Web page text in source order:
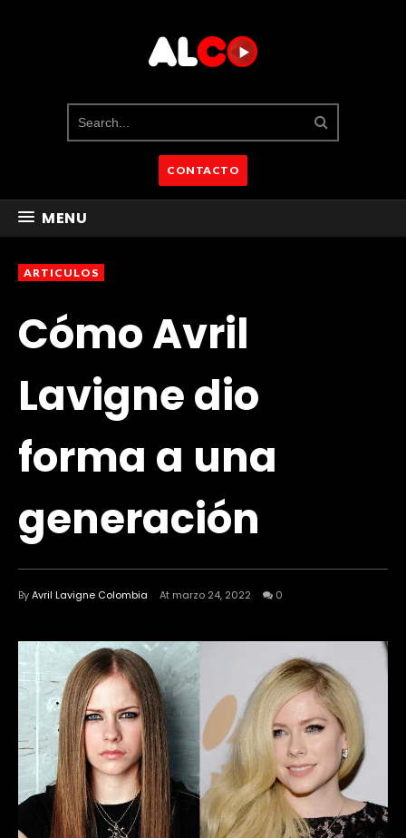
CONTACTO
MENU
ARTICULOS
Cómo Avril
Lavigne dio
forma a una
generación
ByAvril Lavigne Colombia At marzo 24, 2022 0